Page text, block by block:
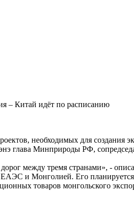
– Китай идёт по расписанию
необходимых для
Минприроды РФ,
между тремя странами», -
и Монголией. Его планируется
товаров монгольского